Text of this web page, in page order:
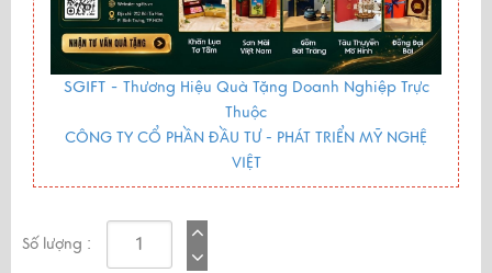
SGIFT - Thương Hiệu Quà Tặng Doanh Nghiệp Trực
Thuộc
CÔNG TY CỔ PHẦN ĐẦU TƯ - PHÁT TRIỂN MỸ NGHỆ
VIỆT
Số lượng :